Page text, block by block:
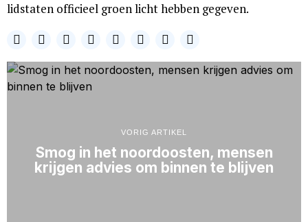
lidstaten officieel groen licht hebben gegeven.
VORIG ARTIKEL
Smog in het noordoosten, mensen
krijgen advies om binnen te blijven